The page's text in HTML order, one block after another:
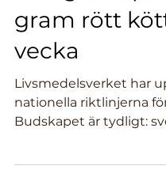
Bönor varje
och skarp
maxgräns på
gram rött
Livsmedelsverket har